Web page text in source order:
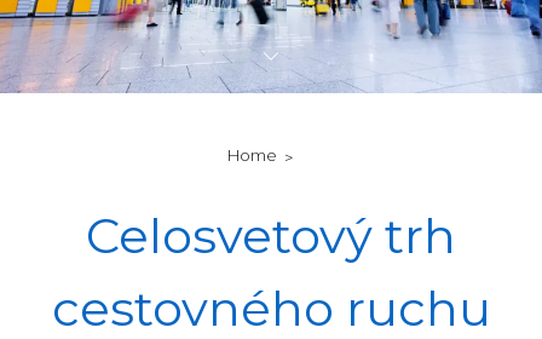
POR
KOR
Home
Celosvetový trh
cestovného ruchu